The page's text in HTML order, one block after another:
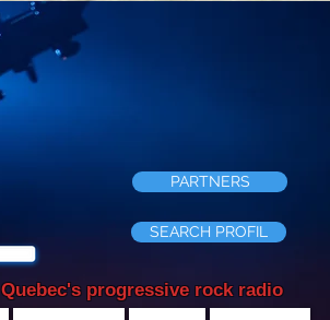
Quebec's progressive rock radio
SEARCH PROFIL
PARTNERS